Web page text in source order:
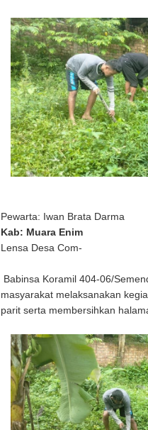
Pewarta: Iwan Brata Darma
Kab: Muara Enim
Lensa Desa Com-
Babinsa Koramil 404-06/
masyarakat melaksanakan
parit serta membersihkan